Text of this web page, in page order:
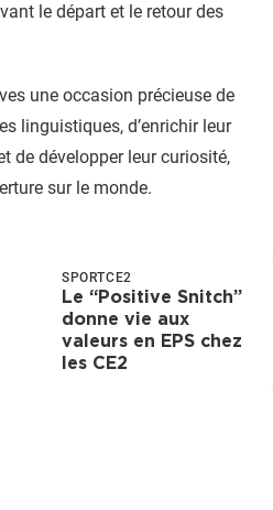
le départ et le retour des
une occasion précieuse de
linguistiques, d’enrichir leur
de développer leur curiosité,
sur le monde.
SPORTCE2
Le “Positive Snitch”
donne vie aux
valeurs en EPS chez
les CE2